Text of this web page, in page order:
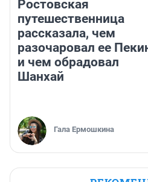
Ростовская
путешественница
рассказала, чем
разочаровал ее
и чем обрадовал
Шанхай
Гала Ермошкина